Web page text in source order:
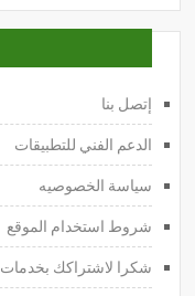
إتصل بنا
الدعم الفني للتطبيقات
سياسة الخصوصيه
شروط استخدام الموقع
شكرا لاشتراكك بخدمات